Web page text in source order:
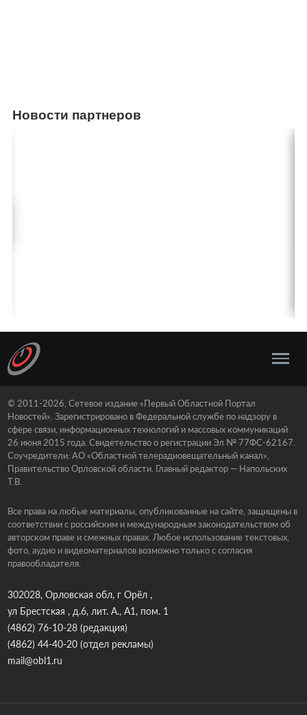
Новости партнеров
© 2011-2026, Сетевое издание «Первый Областной Портал
Новостей». Зарегистрировано в Федеральной службе по надзору в
сфере связи, информационных технологий и массовых коммуникаций
26 июня 2015 года. Свидетельство о регистрации Эл № 77ФС-62167.
Соучредители: АО «Областной телерадиовещательный канал»,
Правительство Орловской области. Главный редактор — Напольских
Т.В.
Все права на любые материалы, опубликованные на сайте, защищены в
соответствии с российским и международным законодательством об
авторском праве и смежных правах. Любое использование текстовых,
фото, аудио и видеоматериалов возможно только с согласия
правообладателя.
302028, Орловская обл, г Орёл ,
ул Брестская , д.6, лит. А., А1, пом. 1
(4862) 76-10-28(редакция)
(4862) 44-40-20(отдел рекламы)
mail@obl1.ru